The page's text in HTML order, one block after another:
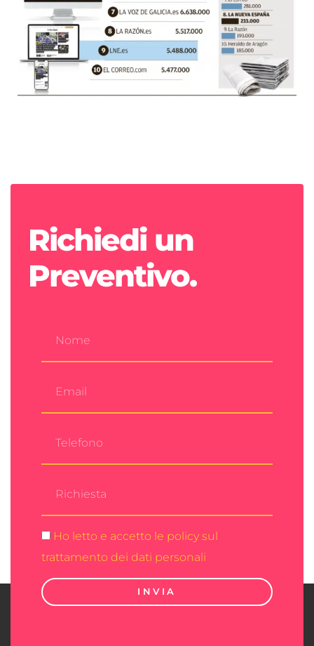
Richiedi un
Preventivo.
Ho letto e accetto le policy sul
trattamento dei dati personali
INVIA